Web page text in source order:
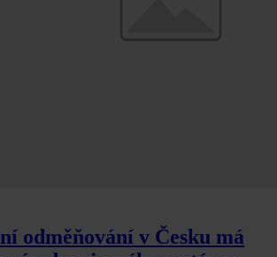
odměňování v Česku má